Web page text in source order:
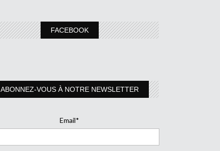
FACEBOOK
ABONNEZ-VOUS À NOTRE NEWSLETTER
Email*